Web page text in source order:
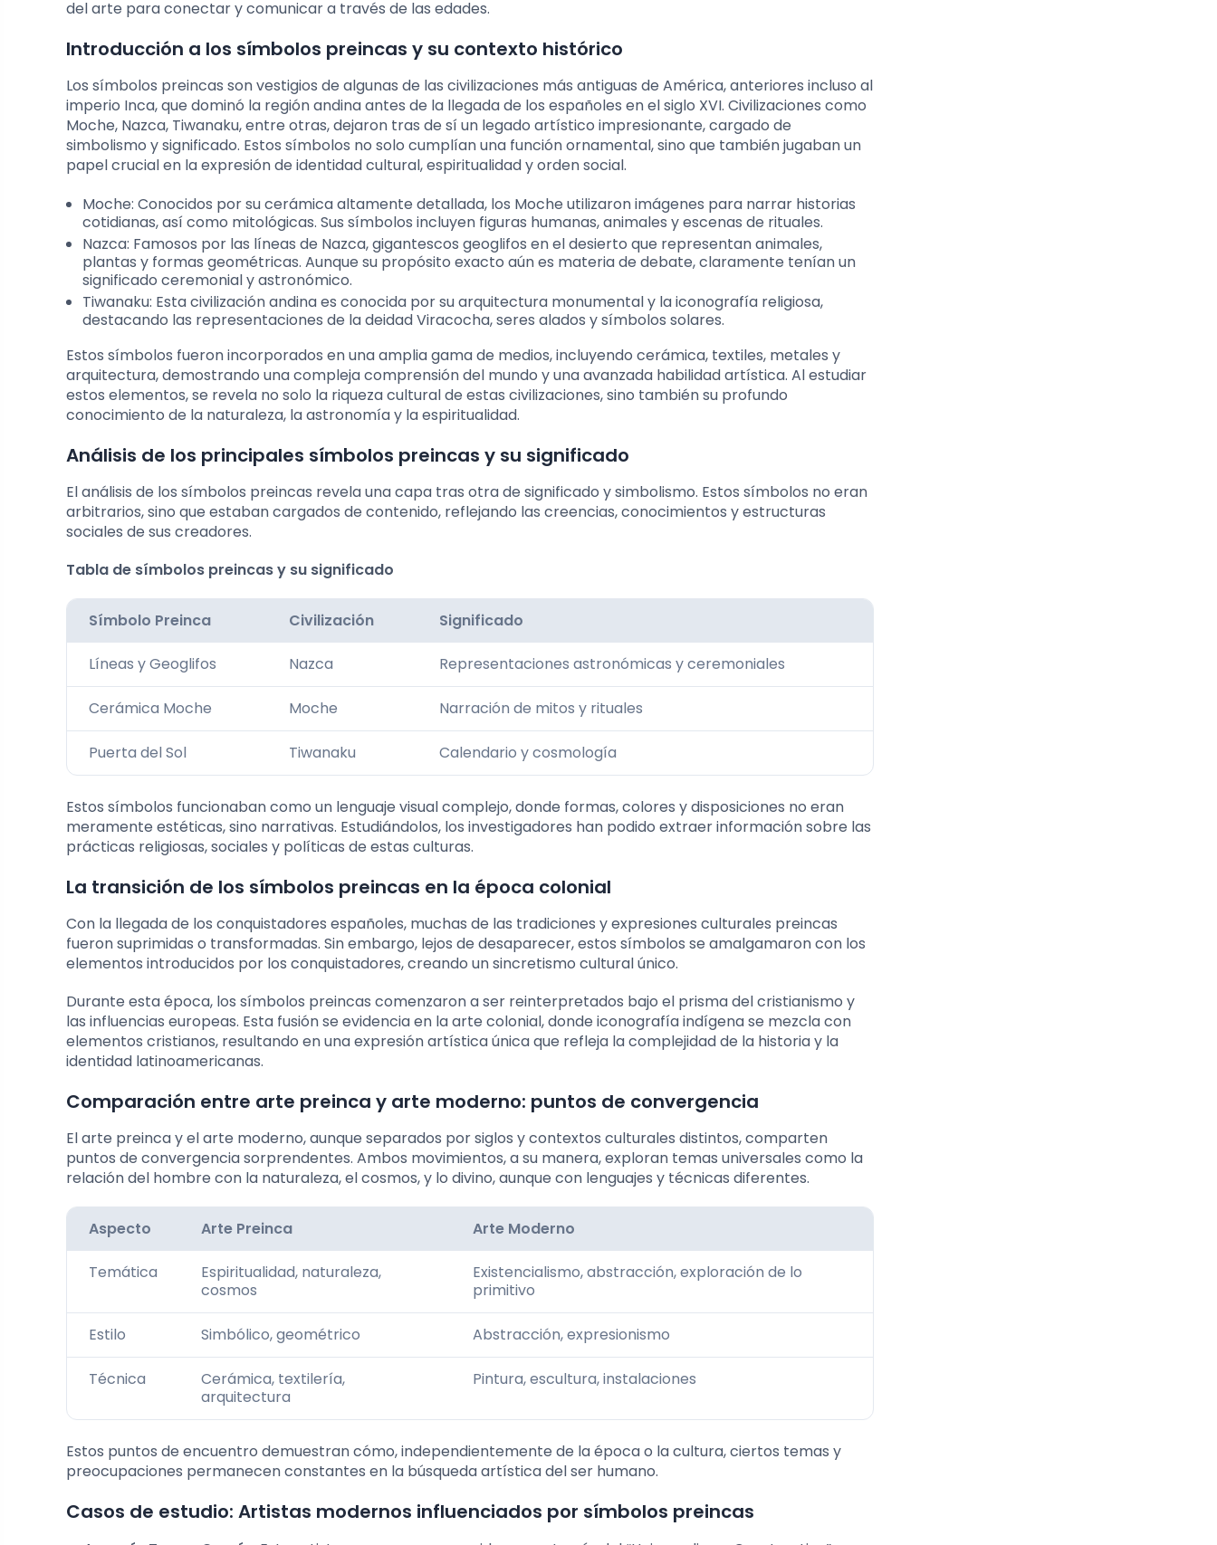
del arte para conectar y comunicar a través de las edades.
Introducción a los símbolos preincas y su contexto histórico
Los símbolos preincas son vestigios de algunas de las civilizaciones más antiguas de América, anteriores incluso al
imperio Inca, que dominó la región andina antes de la llegada de los españoles en el siglo XVI. Civilizaciones como
Moche, Nazca, Tiwanaku, entre otras, dejaron tras de sí un legado artístico impresionante, cargado de
simbolismo y significado. Estos símbolos no solo cumplían una función ornamental, sino que también jugaban un
papel crucial en la expresión de identidad cultural, espiritualidad y orden social.
Moche: Conocidos por su cerámica altamente detallada, los Moche utilizaron imágenes para narrar historias
cotidianas, así como mitológicas. Sus símbolos incluyen figuras humanas, animales y escenas de rituales.
Nazca: Famosos por las líneas de Nazca, gigantescos geoglifos en el desierto que representan animales,
plantas y formas geométricas. Aunque su propósito exacto aún es materia de debate, claramente tenían un
significado ceremonial y astronómico.
Tiwanaku: Esta civilización andina es conocida por su arquitectura monumental y la iconografía religiosa,
destacando las representaciones de la deidad Viracocha, seres alados y símbolos solares.
Estos símbolos fueron incorporados en una amplia gama de medios, incluyendo cerámica, textiles, metales y
arquitectura, demostrando una compleja comprensión del mundo y una avanzada habilidad artística. Al estudiar
estos elementos, se revela no solo la riqueza cultural de estas civilizaciones, sino también su profundo
conocimiento de la naturaleza, la astronomía y la espiritualidad.
Análisis de los principales símbolos preincas y su significado
El análisis de los símbolos preincas revela una capa tras otra de significado y simbolismo. Estos símbolos no eran
arbitrarios, sino que estaban cargados de contenido, reflejando las creencias, conocimientos y estructuras
sociales de sus creadores.
Tabla de símbolos preincas y su significado
Símbolo Preinca Civilización Significado
Líneas y Geoglifos Nazca Representaciones astronómicas y ceremoniales
Cerámica Moche Moche Narración de mitos y rituales
Puerta del Sol Tiwanaku Calendario y cosmología
Estos símbolos funcionaban como un lenguaje visual complejo, donde formas, colores y disposiciones no eran
meramente estéticas, sino narrativas. Estudiándolos, los investigadores han podido extraer información sobre las
prácticas religiosas, sociales y políticas de estas culturas.
La transición de los símbolos preincas en la época colonial
Con la llegada de los conquistadores españoles, muchas de las tradiciones y expresiones culturales preincas
fueron suprimidas o transformadas. Sin embargo, lejos de desaparecer, estos símbolos se amalgamaron con los
elementos introducidos por los conquistadores, creando un sincretismo cultural único.
Durante esta época, los símbolos preincas comenzaron a ser reinterpretados bajo el prisma del cristianismo y
las influencias europeas. Esta fusión se evidencia en la arte colonial, donde iconografía indígena se mezcla con
elementos cristianos, resultando en una expresión artística única que refleja la complejidad de la historia y la
identidad latinoamericanas.
Comparación entre arte preinca y arte moderno: puntos de convergencia
El arte preinca y el arte moderno, aunque separados por siglos y contextos culturales distintos, comparten
puntos de convergencia sorprendentes. Ambos movimientos, a su manera, exploran temas universales como la
relación del hombre con la naturaleza, el cosmos, y lo divino, aunque con lenguajes y técnicas diferentes.
Aspecto Arte Preinca Arte Moderno
Temática
Espiritualidad, naturaleza,
cosmos
Existencialismo, abstracción, exploración de lo
primitivo
Estilo Simbólico, geométrico Abstracción, expresionismo
Técnica
Cerámica, textilería,
arquitectura
Pintura, escultura, instalaciones
Estos puntos de encuentro demuestran cómo, independientemente de la época o la cultura, ciertos temas y
preocupaciones permanecen constantes en la búsqueda artística del ser humano.
Casos de estudio: Artistas modernos influenciados por símbolos preincas